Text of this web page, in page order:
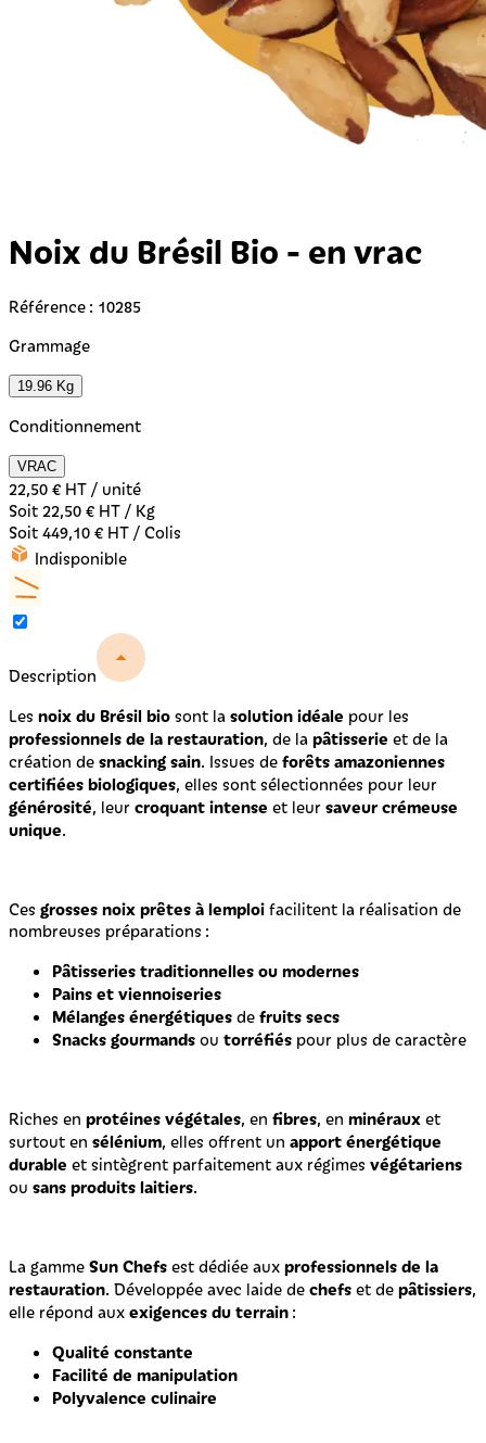
Noix du Brésil Bio - en vrac
Référence : 10285
Grammage
19.96 Kg
Conditionnement
VRAC
22,50 € HT / unité
Soit 22,50 € HT / Kg
Soit 449,10 € HT / Colis
Indisponible
Description
Les noix du Brésil bio sont la solution idéale pour les
professionnels de la restauration, de la pâtisserie et de la
création de snacking sain. Issues de forêts amazoniennes
certifiées biologiques, elles sont sélectionnées pour leur
générosité, leur croquant intense et leur saveur crémeuse
unique.
Ces grosses noix prêtes à lemploi facilitent la réalisation de
nombreuses préparations :
Pâtisseries traditionnelles ou modernes
Pains et viennoiseries
Mélanges énergétiques de fruits secs
Snacks gourmands ou torréfiés pour plus de caractère
Riches en protéines végétales, en fibres, en minéraux et
surtout en sélénium, elles offrent un apport énergétique
durable et sintègrent parfaitement aux régimes végétariens
ou sans produits laitiers.
La gamme Sun Chefs est dédiée aux professionnels de la
restauration. Développée avec laide de chefs et de pâtissiers,
elle répond aux exigences du terrain :
Qualité constante
Facilité de manipulation
Polyvalence culinaire